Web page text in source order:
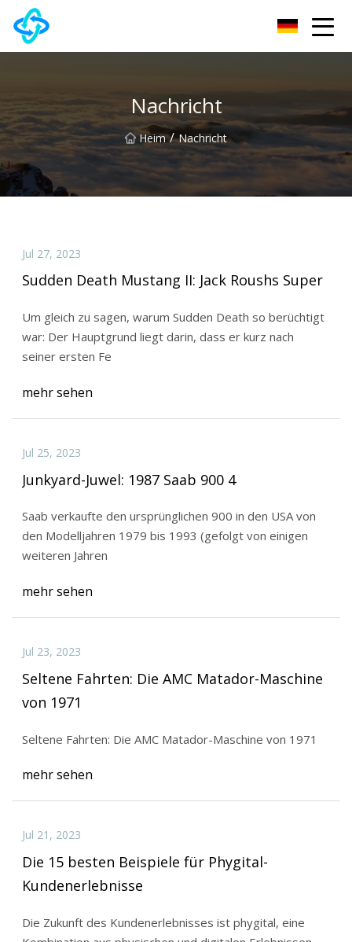
Nachricht
Heim / Nachricht
Jul 27, 2023
Sudden Death Mustang II: Jack Roushs Super
Um gleich zu sagen, warum Sudden Death so berüchtigt
war: Der Hauptgrund liegt darin, dass er kurz nach
seiner ersten Fe
mehr sehen
Jul 25, 2023
Junkyard-Juwel: 1987 Saab 900 4
Saab verkaufte den ursprünglichen 900 in den USA von
den Modelljahren 1979 bis 1993 (gefolgt von einigen
weiteren Jahren
mehr sehen
Jul 23, 2023
Seltene Fahrten: Die AMC Matador-Maschine
von 1971
Seltene Fahrten: Die AMC Matador-Maschine von 1971
mehr sehen
Jul 21, 2023
Die 15 besten Beispiele für Phygital-
Kundenerlebnisse
Die Zukunft des Kundenerlebnisses ist phygital, eine